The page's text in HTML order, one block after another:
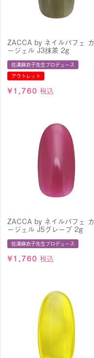
ZACCA by ネイルパフェ
ージェル J3抹茶 2g
佐溝麻衣子先生プロデュース
アウトレット
¥1,760 税込
ZACCA by ネイルパフェ
ージェル J5グレープ 2g
佐溝麻衣子先生プロデュース
¥1,760 税込